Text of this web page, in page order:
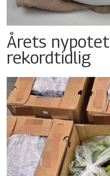
Årets
rekordtidlig